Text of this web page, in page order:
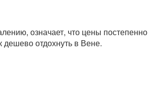
означает, что цены постепенно
дешево отдохнуть в Вене.